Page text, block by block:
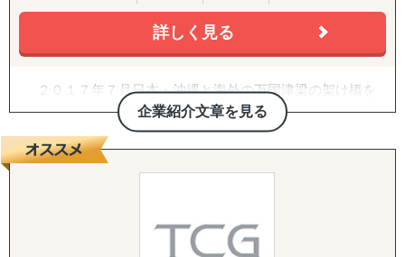
韓国
↳ アジア（中東ほか）：ドバイ・サウジアラビア・イン
ド・バングラデシュ・モンゴル
※サポート内容により、対応の可否や得意・不得意な分野
があります。
------------------------------------
◆以下はこれまで当社で実績が多く、特にニーズの高い支
詳しく見る
企業紹介文章を見る
２０１７年７月日本・沖縄と海外の万国津梁の架け橋を
目指して、企業の海外展開支援を目的として沖縄・那覇で
設立。アジア・欧州を中心に沖縄県内・沖縄県外企業の海
外進出・国際展開のサポートを実施しています。２０２２
年７月には観光産業の伸びの著しい石垣市に八重山事務所
レーシア・シンガポール・インドネシア・オーストラリ
ア・ニュージーランド・イギリス・ドイツ・ブラジル各国